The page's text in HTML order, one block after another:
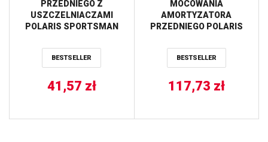
PRZEDNIEGO Z
USZCZELNIACZAMI
POLARIS SPORTSMAN
BESTSELLER
41,57 zł
MOCOWANIA
AMORTYZATORA
PRZEDNIEGO POLARIS
RANGER HST 15-16, RZR
570 S ’17, RZR 800 11-14
BESTSELLER
117,73 zł